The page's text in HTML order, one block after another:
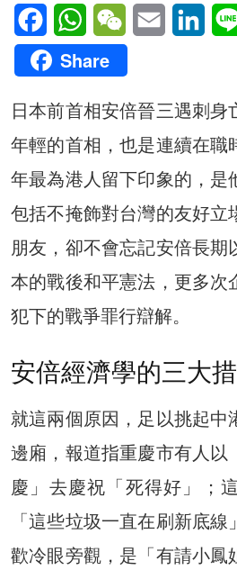
FacebookWhatsAppWeChatEmail
Share
日本前首相安倍晉三遇刺身
年輕的首相，也是連續在職
年最為港人留下印象的，是
包括不掩飾對台灣的友好立
朋友，卻不會忘記安倍長期
本的戰後和平憲法，更多次
犯下的戰爭罪行辯解。
安倍經濟學的三大
就這兩個原因，足以挑起中
邊廂，報道指重慶市有人以
慶」去慶祝「死得好」；
「這些垃圾一直在刷新底
歡冷眼旁觀，是「有請小鳳